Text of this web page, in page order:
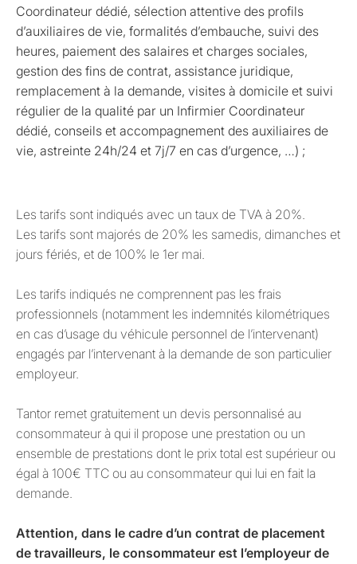
Coordinateur dédié, sélection attentive des profils
d’auxiliaires de vie, formalités d’embauche, suivi des
heures, paiement des salaires et charges sociales,
gestion des fins de contrat, assistance juridique,
remplacement à la demande, visites à domicile et suivi
régulier de la qualité par un Infirmier Coordinateur
dédié, conseils et accompagnement des auxiliaires de
vie, astreinte 24h/24 et 7j/7 en cas d’urgence, …) ;
Les tarifs sont indiqués avec un taux de TVA à 20%.
Les tarifs sont majorés de 20% les samedis, dimanches et
jours fériés, et de 100% le 1er mai.
Les tarifs indiqués ne comprennent pas les frais
professionnels (notamment les indemnités kilométriques
en cas d’usage du véhicule personnel de l’intervenant)
engagés par l’intervenant à la demande de son particulier
employeur.
Tantor remet gratuitement un devis personnalisé au
consommateur à qui il propose une prestation ou un
ensemble de prestations dont le prix total est supérieur ou
égal à 100€ TTC ou au consommateur qui lui en fait la
demande.
Attention, dans le cadre d’un contrat de placement
de travailleurs, le consommateur est l’employeur de